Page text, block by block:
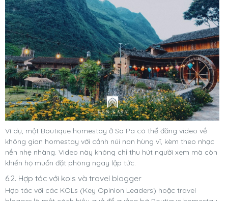
Ví dụ, một Boutique homestay ở Sa Pa có thể đăng video về
không gian homestay với cảnh núi non hùng vĩ, kèm theo nhạc
nền nhẹ nhàng. Video này không chỉ thu hút người xem mà còn
khiến họ muốn đặt phòng ngay lập tức.
6.2. Hợp tác với kols và travel blogger
Hợp tác với các KOLs (Key Opinion Leaders) hoặc travel